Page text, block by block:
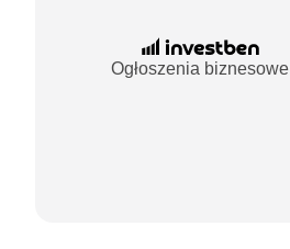
Ogłoszenia biznesowe